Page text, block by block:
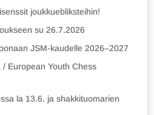
joukkuebliksteihin!
su 26.7.2026
JSM-kaudelle 2026–2027
European Youth Chess
la 13.6. ja shakkituomarien